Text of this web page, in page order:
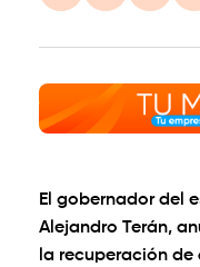
El gobernador del
Alejandro Terán,
la recuperación